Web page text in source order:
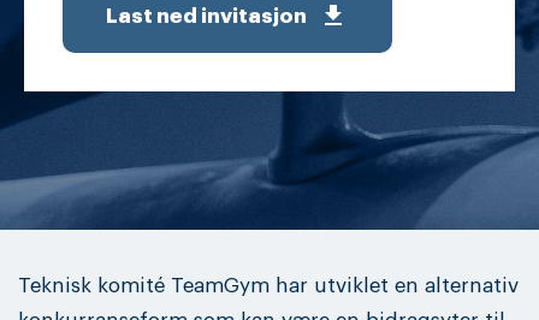
Last ned invitasjon get_app
Teknisk komité TeamGym har utviklet en alternativ